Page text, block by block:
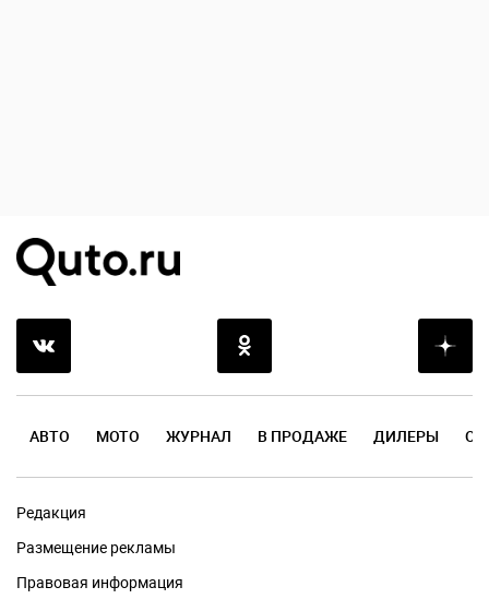
АВТО МОТО ЖУРНАЛ В ПРОДАЖЕ ДИЛЕРЫ
Редакция
Размещение рекламы
Правовая информация